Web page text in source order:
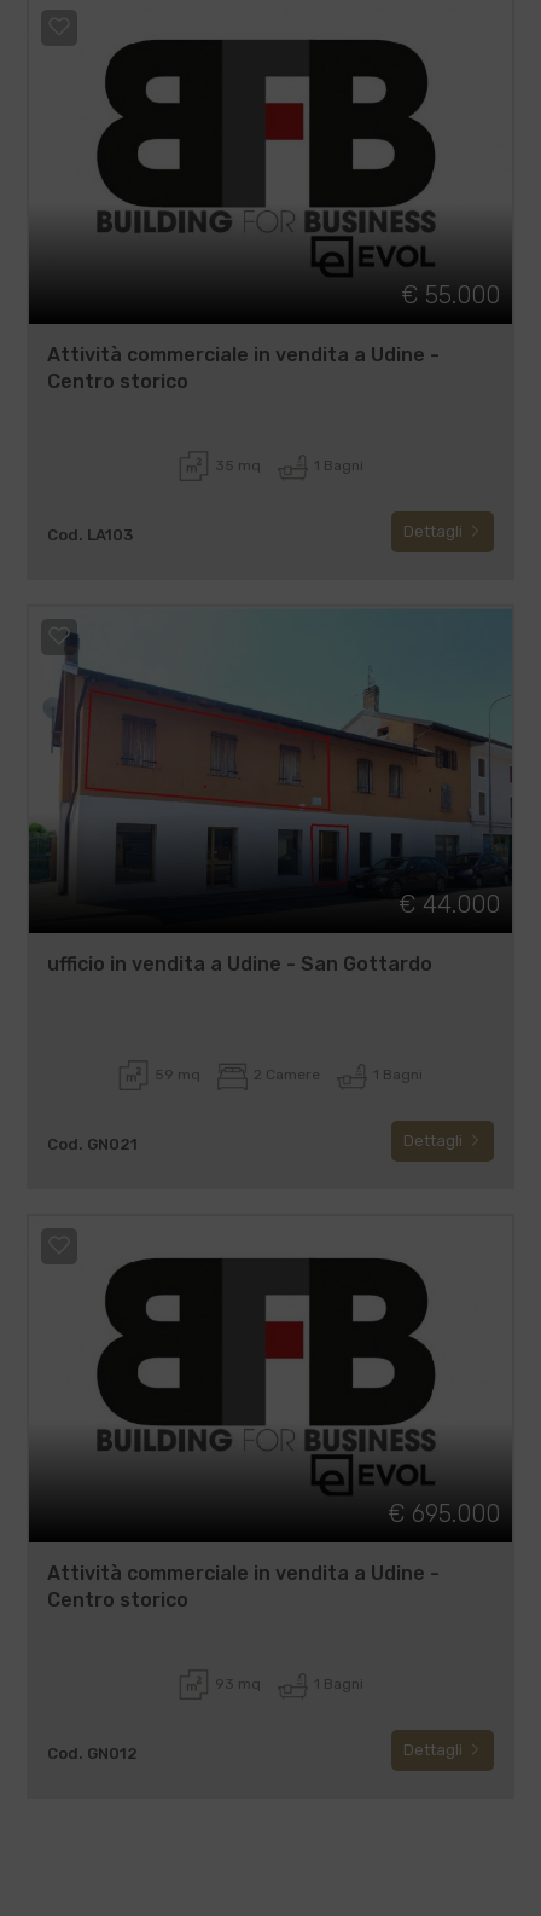
€ 55.000
Attività commerciale in vendita a Udine -
Centro storico
35 mq 1 Bagni
Cod. LA103 Dettagli
€ 44.000
ufficio in vendita a Udine - San Gottardo
59 mq 2 Camere 1 Bagni
Cod. GN021 Dettagli
€ 695.000
Attività commerciale in vendita a Udine -
Centro storico
93 mq 1 Bagni
Cod. GN012 Dettagli